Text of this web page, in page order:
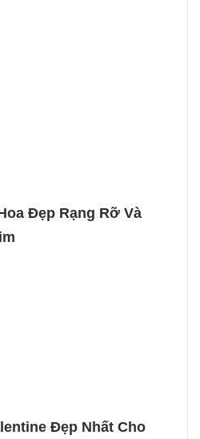
Đẹp Rạng Rỡ Và
Đẹp Nhất Cho